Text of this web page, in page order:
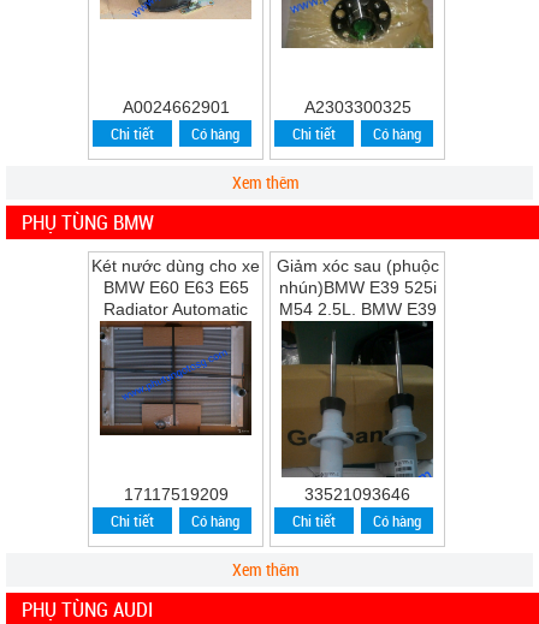
A0024662901
Chi tiết Có hàng
A2303300325
Chi tiết Có hàng
Xem thêm
PHỤ TÙNG BMW
Két nước dùng cho xe
BMW E60 E63 E65
Radiator Automatic
Transmission
17117519209
Chi tiết Có hàng
Giảm xóc sau (phuộc
nhún)BMW E39 525i
M54 2.5L, BMW E39
528i M52 2.8L, BMW
E39 530i M54 ...
33521093646
Chi tiết Có hàng
Xem thêm
PHỤ TÙNG AUDI